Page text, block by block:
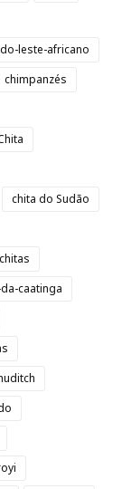
leste-africano
chimpanzés
chita do Sudão
chitas
caatinga